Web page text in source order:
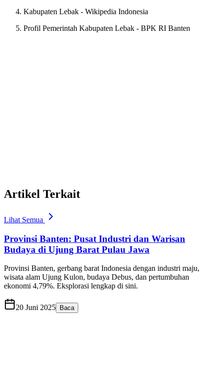
Kabupaten Lebak - Wikipedia Indonesia
Profil Pemerintah Kabupaten Lebak - BPK RI Banten
Artikel Terkait
Lihat Semua
Provinsi Banten: Pusat Industri dan Warisan
Budaya di Ujung Barat Pulau Jawa
Provinsi Banten, gerbang barat Indonesia dengan industri maju,
wisata alam Ujung Kulon, budaya Debus, dan pertumbuhan
ekonomi 4,79%. Eksplorasi lengkap di sini.
20 Juni 2025 Baca